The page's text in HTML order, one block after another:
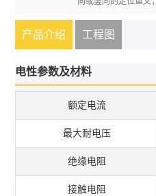
产品介绍 工程图
电性参数及材料
额定电流
最大耐电压
绝缘电阻
接触电阻